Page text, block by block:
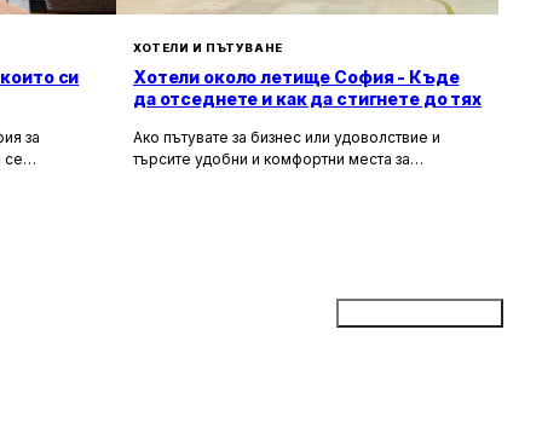
си
за
се
ХОТЕЛИ И ПЪТУВАНЕ
Хотели около летище София - Къде
да отседнете и как да стигнете до тях
Ако пътувате за бизнес или удоволствие и
търсите удобни и комфортни места за